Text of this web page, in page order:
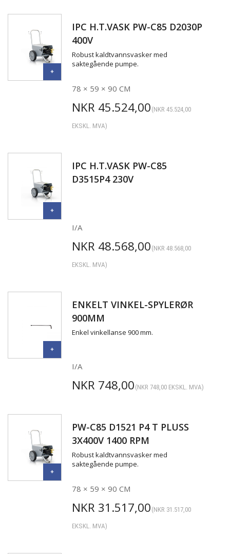
IPC H.T.VASK PW-C85 D2030P
400V
Robust kaldtvannsvasker med
saktegående pumpe.
78 × 59 × 90 CM
NKR 45.524,00 (NKR 45.524,00
EKSKL. MVA)
IPC H.T.VASK PW-C85
D3515P4 230V
I/A
NKR 48.568,00 (NKR 48.568,00
EKSKL. MVA)
ENKELT VINKEL-SPYLERØR
900MM
Enkel vinkellanse 900 mm.
I/A
NKR 748,00 (NKR 748,00EKSKL. MVA)
PW-C85 D1521 P4 T PLUSS
3X400V 1400 RPM
Robust kaldtvannsvasker med
saktegående pumpe.
78 × 59 × 90 CM
NKR 31.517,00 (NKR 31.517,00
EKSKL. MVA)